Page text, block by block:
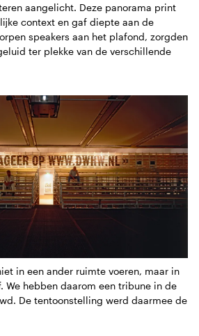
aangelicht. Deze panorama print
context en gaf diepte aan de
speakers aan het plafond, zorgden
ter plekke van de verschillende
in een ander ruimte voeren, maar in
We hebben daarom een tribune in de
De tentoonstelling werd daarmee de